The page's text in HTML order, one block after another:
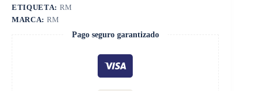
ETIQUETA: RM
MARCA: RM
Pago seguro garantizado